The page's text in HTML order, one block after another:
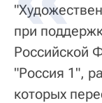
при
Российской
"Россия 1",
которых